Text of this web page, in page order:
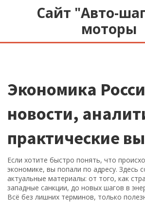
Сайт "Авто-
моторы
Экономика
новости,
практические
Если хотите быстро понять, что
экономике, вы попали по адресу. Здесь
актуальные материалы: от того, как
западные санкции, до новых шагов в
Всё без лишних терминов, только